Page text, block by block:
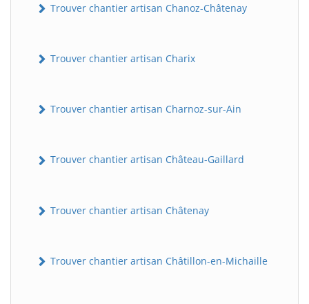
Trouver chantier artisan Chanoz-Châtenay
Trouver chantier artisan Charix
Trouver chantier artisan Charnoz-sur-Ain
Trouver chantier artisan Château-Gaillard
Trouver chantier artisan Châtenay
Trouver chantier artisan Châtillon-en-Michaille